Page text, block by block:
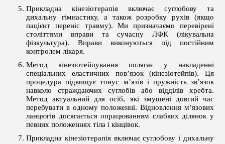
Прикладна кінезіотерапія включає суглобову та
дихальну гімнастику, а також розробку рухів (якщо
пацієнт переніс травму). Ми призначаємо перевірені
століттями вправи та сучасну ЛФК (лікувальна
фізкультура). Вправи виконуються під постійним
контролем лікаря.
Метод кінезіотейпування полягає у накладенні
спеціальних еластичних пов’язок (кінезіотейпів). Ця
процедура підвищує тонус м’язів і пружність зв’язок
навколо страждаючих суглобів або відділів хребта.
Метод актуальний для осіб, які змушені довгий час
перебувати в одному положенні. Відновлення м’язових
ланцюгів досягається опрацюванням слабких ділянок у
певних положеннях тіла і кінцівок.
Прикладна кінезіотерапія включає суглобову і дихальну